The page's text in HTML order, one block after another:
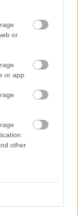
or
or app.
other
Odporúčam